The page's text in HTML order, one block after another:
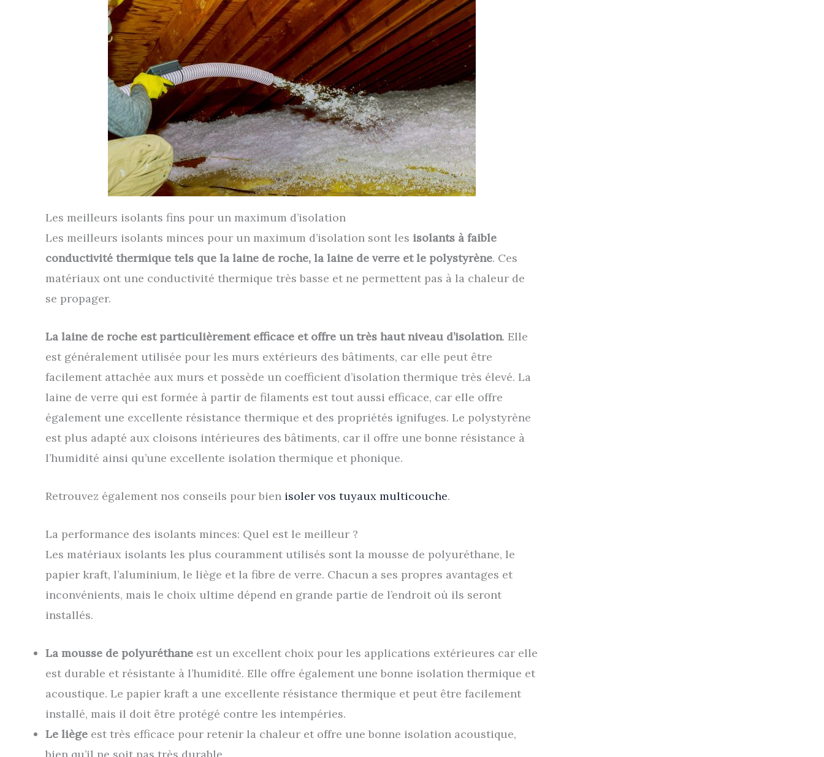
Les meilleurs isolants fins pour un maximum d’isolation
Les meilleurs isolants minces pour un maximum d’isolation sont les isolants à faible
conductivité thermique tels que la laine de roche, la laine de verre et le polystyrène. Ces
matériaux ont une conductivité thermique très basse et ne permettent pas à la chaleur de
se propager.
La laine de roche est particulièrement efficace et offre un très haut niveau d’isolation. Elle
est généralement utilisée pour les murs extérieurs des bâtiments, car elle peut être
facilement attachée aux murs et possède un coefficient d’isolation thermique très élevé. La
laine de verre qui est formée à partir de filaments est tout aussi efficace, car elle offre
également une excellente résistance thermique et des propriétés ignifuges. Le polystyrène
est plus adapté aux cloisons intérieures des bâtiments, car il offre une bonne résistance à
l’humidité ainsi qu’une excellente isolation thermique et phonique.
Retrouvez également nos conseils pour bien isoler vos tuyaux multicouche.
La performance des isolants minces: Quel est le meilleur ?
Les matériaux isolants les plus couramment utilisés sont la mousse de polyuréthane, le
papier kraft, l’aluminium, le liège et la fibre de verre. Chacun a ses propres avantages et
inconvénients, mais le choix ultime dépend en grande partie de l’endroit où ils seront
installés.
La mousse de polyuréthane est un excellent choix pour les applications extérieures car elle
est durable et résistante à l’humidité. Elle offre également une bonne isolation thermique et
acoustique. Le papier kraft a une excellente résistance thermique et peut être facilement
installé, mais il doit être protégé contre les intempéries.
Le liège est très efficace pour retenir la chaleur et offre une bonne isolation acoustique,
bien qu’il ne soit pas très durable.